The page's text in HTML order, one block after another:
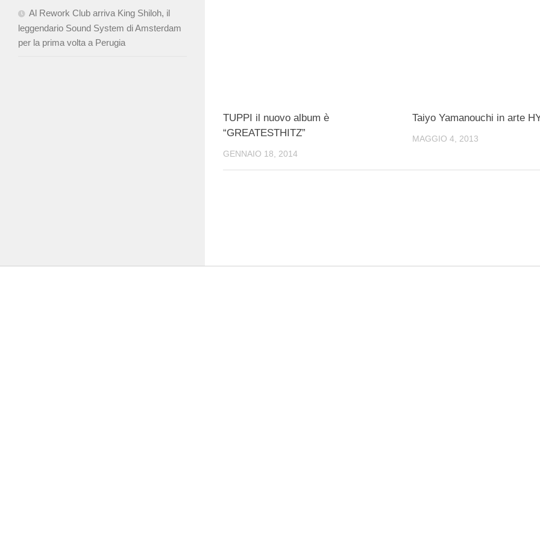
TUPPI il nuovo album è
“GREATESTHITZ”
GENNAIO 18, 2014
Taiyo Yamanouchi in arte
MAGGIO 4, 2013
Al Rework Club arriva King Shiloh, il
leggendario Sound System di Amsterdam
per la prima volta a Perugia